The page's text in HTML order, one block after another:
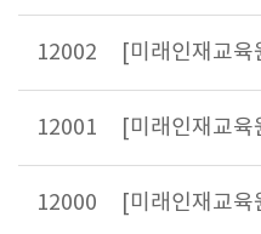
12002 [미래인재교
12001 [미래인재교
12000 [미래인재교